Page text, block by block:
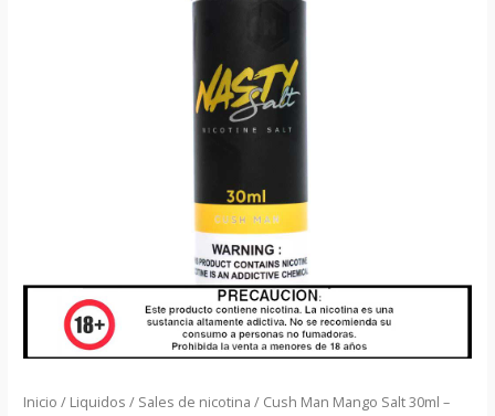
Inicio / Liquidos / Sales de nicotina / Cush Man Mango Salt 30ml –